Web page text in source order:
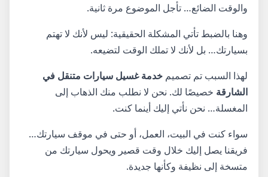
والوقت الضائع… تأجل الموضوع مرة ثانية.
وهنا بالضبط تأتي المشكلة الحقيقية: ليس لأنك لا تهتم
بسيارتك… بل لأنك لا تملك الوقت لتضيعه.
لهذا السبب تم تصميم خدمة غسيل سيارات متنقل في
الشارقة خصيصًا لك. نحن لا نطلب منك الذهاب إلى
المغسلة… نحن نأتي إليك أينما كنت.
سواء كنت في البيت، العمل، أو حتى في موقف سيارتك…
فريقنا يصل إليك خلال وقت قصير ويحول سيارتك من
متسخة إلى نظيفة وكأنها جديدة.